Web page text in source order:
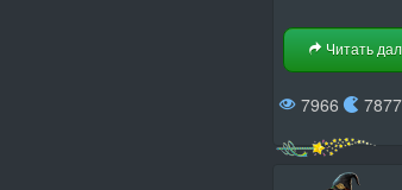
Читать
7966 7877